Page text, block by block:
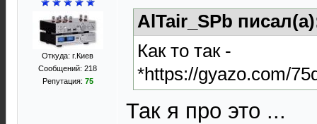
Откуда: г.Киев
Сообщений: 218
Репутация: 75
AlTair_SPb
Как то так -
*https://gyazo.com/
Так я про это ...